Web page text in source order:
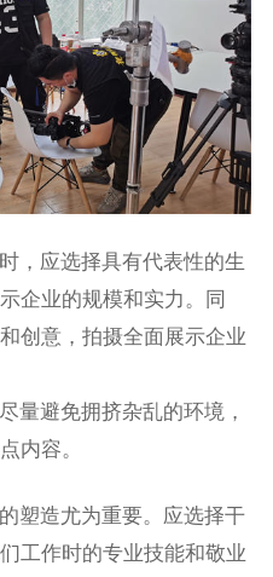
，应选择具有代表性的生
企业的规模和实力。同
创意，拍摄全面展示企业
量避免拥挤杂乱的环境，
内容。
塑造尤为重要。应选择干
工作时的专业技能和敬业